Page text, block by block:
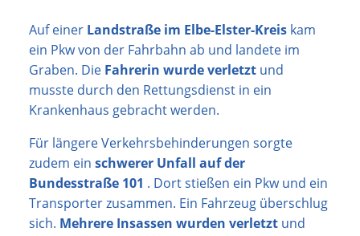
Auf einer Landstraße im Elbe-Elster-Kreis kam
ein Pkw von der Fahrbahn ab und landete im
Graben. Die Fahrerin wurde verletzt und
musste durch den Rettungsdienst in ein
Krankenhaus gebracht werden.
Für längere Verkehrsbehinderungen sorgte
zudem ein schwerer Unfall auf der
Bundesstraße 101 . Dort stießen ein Pkw und ein
Transporter zusammen. Ein Fahrzeug überschlug
sich. Mehrere Insassen wurden verletzt und